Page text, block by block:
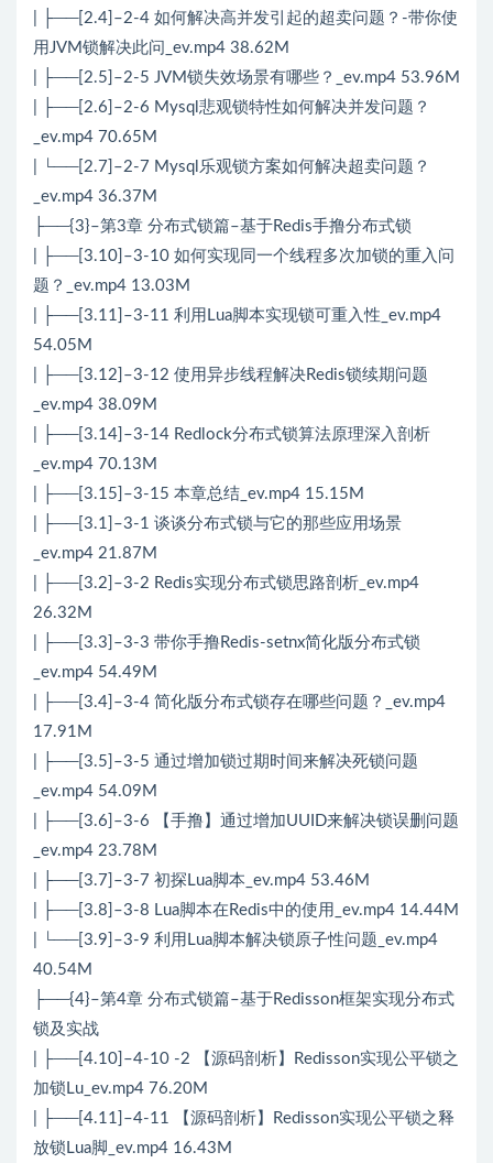
| ├──[2.4]–2-4 如何解决高并发引起的超卖问题？-带你使
用JVM锁解决此问_ev.mp4 38.62M
| ├──[2.5]–2-5 JVM锁失效场景有哪些？_ev.mp4 53.96M
| ├──[2.6]–2-6 Mysql悲观锁特性如何解决并发问题？
_ev.mp4 70.65M
| └──[2.7]–2-7 Mysql乐观锁方案如何解决超卖问题？
_ev.mp4 36.37M
├──{3}–第3章 分布式锁篇–基于Redis手撸分布式锁
| ├──[3.10]–3-10 如何实现同一个线程多次加锁的重入问
题？_ev.mp4 13.03M
| ├──[3.11]–3-11 利用Lua脚本实现锁可重入性_ev.mp4
54.05M
| ├──[3.12]–3-12 使用异步线程解决Redis锁续期问题
_ev.mp4 38.09M
| ├──[3.14]–3-14 Redlock分布式锁算法原理深入剖析
_ev.mp4 70.13M
| ├──[3.15]–3-15 本章总结_ev.mp4 15.15M
| ├──[3.1]–3-1 谈谈分布式锁与它的那些应用场景
_ev.mp4 21.87M
| ├──[3.2]–3-2 Redis实现分布式锁思路剖析_ev.mp4
26.32M
| ├──[3.3]–3-3 带你手撸Redis-setnx简化版分布式锁
_ev.mp4 54.49M
| ├──[3.4]–3-4 简化版分布式锁存在哪些问题？_ev.mp4
17.91M
| ├──[3.5]–3-5 通过增加锁过期时间来解决死锁问题
_ev.mp4 54.09M
| ├──[3.6]–3-6 【手撸】通过增加UUID来解决锁误删问题
_ev.mp4 23.78M
| ├──[3.7]–3-7 初探Lua脚本_ev.mp4 53.46M
| ├──[3.8]–3-8 Lua脚本在Redis中的使用_ev.mp4 14.44M
| └──[3.9]–3-9 利用Lua脚本解决锁原子性问题_ev.mp4
40.54M
├──{4}–第4章 分布式锁篇–基于Redisson框架实现分布式
锁及实战
| ├──[4.10]–4-10 -2 【源码剖析】Redisson实现公平锁之
加锁Lu_ev.mp4 76.20M
| ├──[4.11]–4-11 【源码剖析】Redisson实现公平锁之释
放锁Lua脚_ev.mp4 16.43M